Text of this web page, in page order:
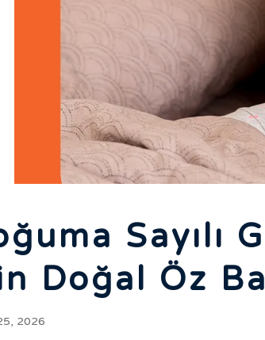
Sayılı
Doğal Öz
2026